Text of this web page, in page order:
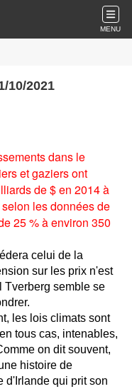
MENU
10/2021
dans le
et gaziers ont
de $ en 2014 à
les données de
25 % à environ 350
celui de la
sur les prix n'est
Tverberg semble se
les lois climats sont
tous cas, intenables,
on dit souvent,
histoire de
d'Irlande qui prit son